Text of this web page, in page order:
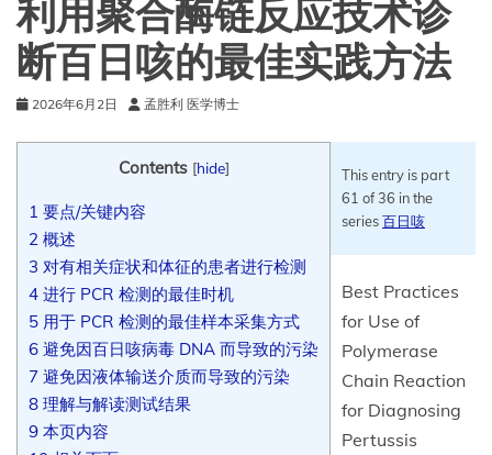
利用聚合酶链反应技术诊
断百日咳的最佳实践方法
2026年6月2日 孟胜利 医学博士
Contents [hide]
1 要点/关键内容
2 概述
3 对有相关症状和体征的患者进行检测
4 进行 PCR 检测的最佳时机
5 用于 PCR 检测的最佳样本采集方式
6 避免因百日咳病毒 DNA 而导致的污染
7 避免因液体输送介质而导致的污染
8 理解与解读测试结果
9 本页内容
This entry is part
61 of 36 in the
series百日咳
Best Practices
for Use of
Polymerase
Chain Reaction
for Diagnosing
Pertussis